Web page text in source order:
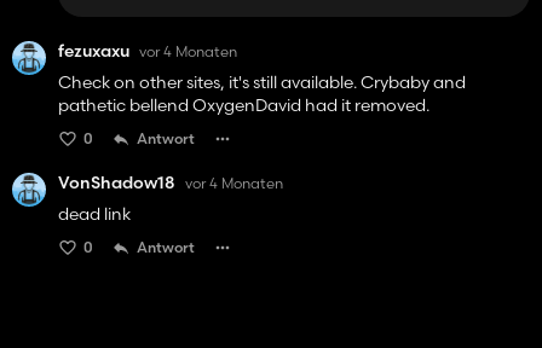
fezuxaxu vor 4 Monaten
Check on other sites, it's still available. Crybaby and
pathetic bellend OxygenDavid had it removed.
0 Antwort
VonShadow18 vor 4 Monaten
dead link
0 Antwort